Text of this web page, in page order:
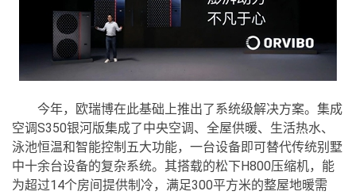
今年，欧瑞博在此基础上推出了系统级解决方案。集成
空调S350银河版集成了中央空调、全屋供暖、生活热水、
泳池恒温和智能控制五大功能，一台设备即可替代传统别墅
中十余台设备的复杂系统。其搭载的松下H800压缩机，能
为超过14个房间提供制冷，满足300平方米的整屋地暖需